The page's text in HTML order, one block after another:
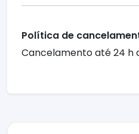
Política de
Cancelamento até 24 h